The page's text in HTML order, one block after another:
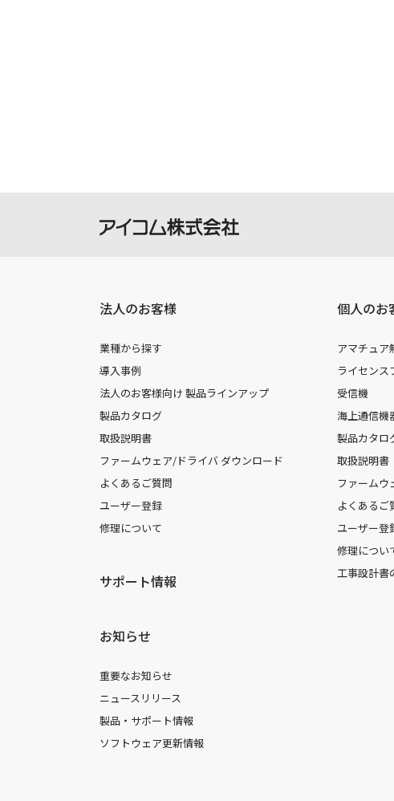
取扱説明書の内容は、製品の仕様変更など
の機種に同梱されている取扱説明書や現
を負いません。
法人のお客様
業種から探す
導入事例
法人のお客様向け 製品ラインアップ
製品カタログ
取扱説明書
ファームウェア/ドライバ ダウンロード
よくあるご質問
ユーザー登録
修理について
サポート情報
お知らせ
重要なお知らせ
ニュースリリース
製品・サポート情報
ソフトウェア更新情報
個人のお
アマチュア
ライセンス
受信機
海上通信機
製品カタロ
取扱説明書
ファームウ
よくあるご
ユーザー登
修理につい
工事設計書